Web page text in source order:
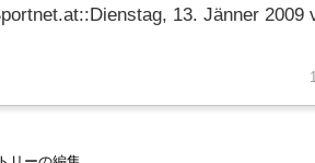
13. Jänner 2009